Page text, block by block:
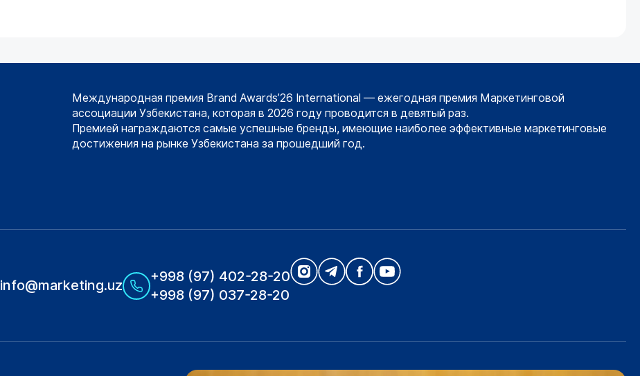
Международная премия Brand Awards’26 International — ежегодная премия Маркетинговой
ассоциации Узбекистана, которая в 2026 году проводится в девятый раз.
Премией награждаются самые успешные бренды, имеющие наиболее эффективные маркетинговые
достижения на рынке Узбекистана за прошедший год.
info@marketing.uz
+998 (97) 402-28-20
+998 (97) 037-28-20